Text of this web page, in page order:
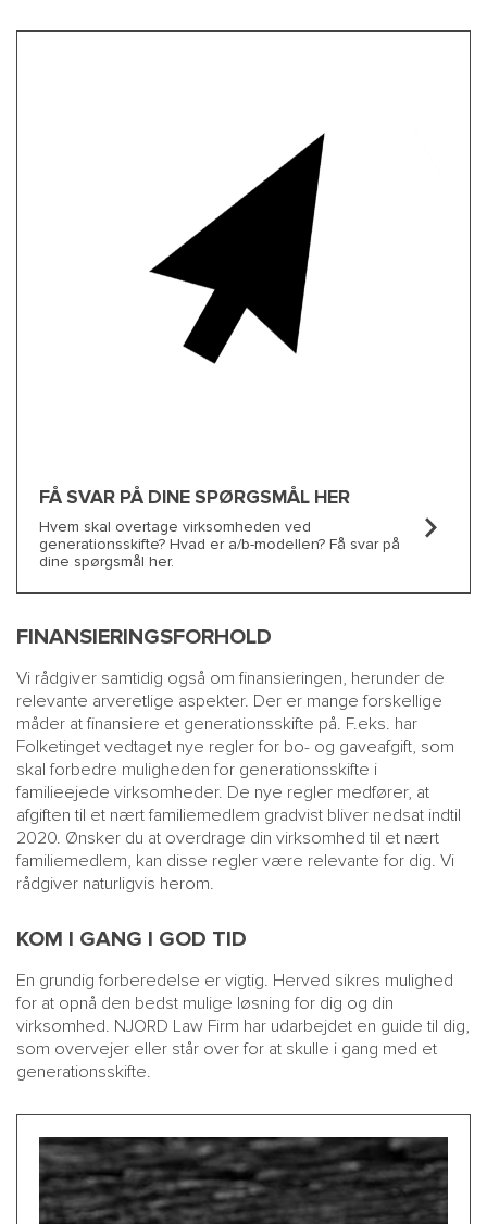
FÅ SVAR PÅ DINE SPØRGSMÅL HER
Hvem skal overtage virksomheden ved
generationsskifte? Hvad er a/b-modellen? Få svar på
dine spørgsmål her.
FINANSIERINGSFORHOLD
Vi rådgiver samtidig også om finansieringen, herunder de
relevante arveretlige aspekter. Der er mange forskellige
måder at finansiere et generationsskifte på. F.eks. har
Folketinget vedtaget nye regler for bo- og gaveafgift, som
skal forbedre muligheden for generationsskifte i
familieejede virksomheder. De nye regler medfører, at
afgiften til et nært familiemedlem gradvist bliver nedsat indtil
2020. Ønsker du at overdrage din virksomhed til et nært
familiemedlem, kan disse regler være relevante for dig. Vi
rådgiver naturligvis herom.
KOM I GANG I GOD TID
En grundig forberedelse er vigtig. Herved sikres mulighed
for at opnå den bedst mulige løsning for dig og din
virksomhed. NJORD Law Firm har udarbejdet en guide til dig,
som overvejer eller står over for at skulle i gang med et
generationsskifte.